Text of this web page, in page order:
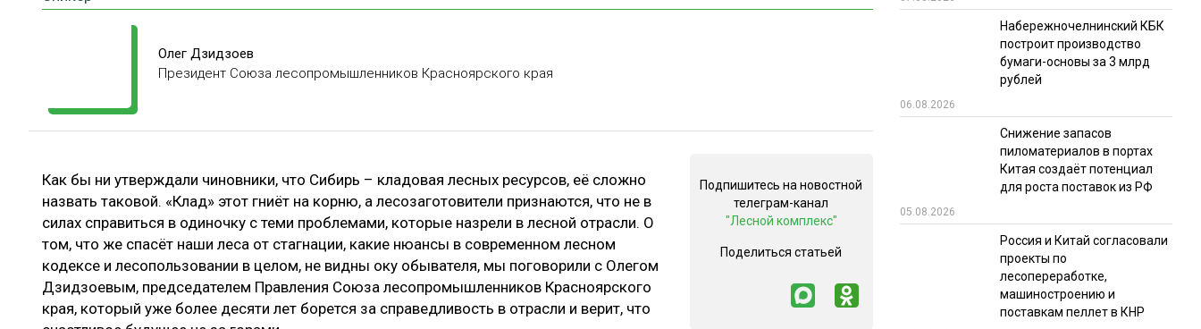
ЛЕСОВОССТАНОВЛЕНИЕ И ЗАЩИТА
ПРОИЗВОДСТВО ДРЕВЕСНЫХ ПЛИТ
ЦБП
СУШКА ДРЕВЕСИНЫ РЫНОК
ЭКСПЕРТНОЕ МНЕНИЕ
КАЛЕНДАРЬ ВЫСТАВОК ИТОГИ МЕРОПРИЯТИЙ
Олег Дзидзоев
Президент Союза лесопромышленников Красноярского края
Как бы ни утверждали чиновники, что Сибирь – кладовая лесных ресурсов, её сложно
назвать таковой. «Клад» этот гниёт на корню, а лесозаготовители признаются, что не в
силах справиться в одиночку с теми проблемами, которые назрели в лесной отрасли. О
том, что же спасёт наши леса от стагнации, какие нюансы в современном лесном
кодексе и лесопользовании в целом, не видны оку обывателя, мы поговорили с Олегом
Дзидзоевым, председателем Правления Союза лесопромышленников Красноярского
края, который уже более десяти лет борется за справедливость в отрасли и верит, что
Подпишитесь на новостной
телеграм-канал
"Лесной комплекс"
Поделиться статьей
Набережночелнинский КБК
построит производство
бумаги-основы за 3 млрд
рублей
06.08.2026
Снижение запасов
пиломатериалов в портах
Китая создаёт потенциал
для роста поставок из РФ
05.08.2026
Россия и Китай согласовали
проекты по
лесопереработке,
машиностроению и
поставкам пеллет в КНР